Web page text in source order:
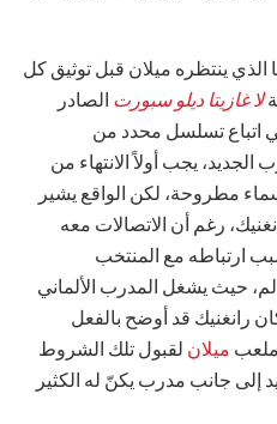
الذي ينتظره ميلان قبل توثيق كل
لا غازيتا ديلو سبورت الصادر
اتباع تسلسل محدد من
يجب أولاً الانتهاء من
مطروحة، لكن الواقع يشير
رغم أن الاتصالات معه
ارتباطه مع المنتخب
حيث يشغل المدرب الألماني
رانغنيك قد أوضح بالفعل
ميلان لقبول تلك الشروط
إلى جانب مدرب يكنّ له الكثير